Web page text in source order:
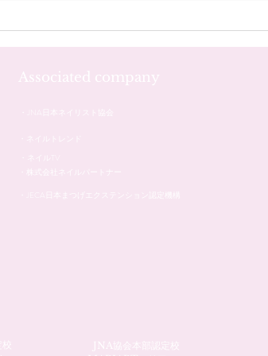
Associated company
・JNA日本ネイリスト協会
・株式会社ネイルパートナー
・JECA日本まつげエクステンション認定機構
JNA協会本部認定校